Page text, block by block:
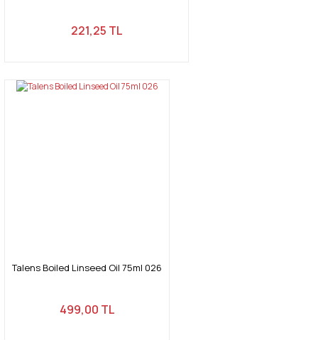
221,25 TL
Talens Boiled Linseed Oil 75ml 026
499,00 TL